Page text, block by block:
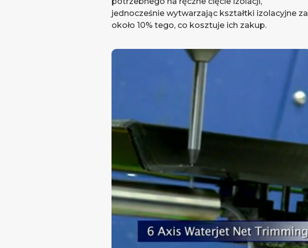
jednocześnie wytwarzając kształtki izolacyjne za
około 10% tego, co kosztuje ich zakup.